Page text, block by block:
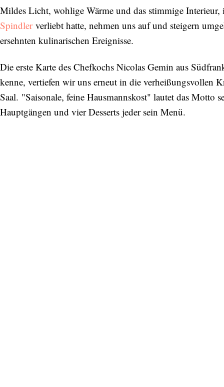
Mildes Licht, wohlige Wärme und das stimmige Interieur,
Spindlerverliebt hatte, nehmen uns auf und steigern
ersehnten kulinarischen Ereignisse.
Die erste Karte des Chefkochs Nicolas Gemin aus
kenne, vertiefen wir uns erneut in die verheißungsvollen
Saal. "Saisonale, feine Hausmannskost" lautet das Motto
Hauptgängen und vier Desserts jeder sein Menü.